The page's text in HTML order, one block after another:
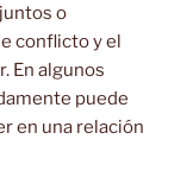
o
conflicto y el
En algunos
puede
en una relación